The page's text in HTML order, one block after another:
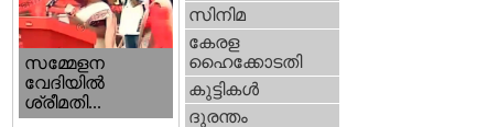
സമ്മേളന
വേദിയില്‍
ശ്രീമതി...
സിനിമ
കേരള
ഹൈക്കോടതി
കുട്ടികള്‍
ദുരന്തം